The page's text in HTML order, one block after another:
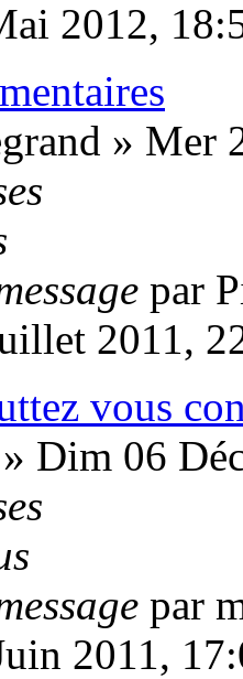
2012,
» Mer
par
2011,
vous
Dim 06
par
2011,